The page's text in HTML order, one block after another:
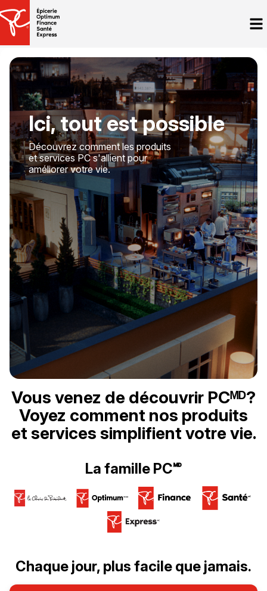
Ici, tout est possible
Découvrez comment les produits
et services PC s'allient pour
améliorer votre vie.
Vous venez de découvrir PCᴹᴰ?
Voyez comment nos produits
et services simplifient votre vie.
La famille PC🅫
Chaque jour, plus facile que jamais.